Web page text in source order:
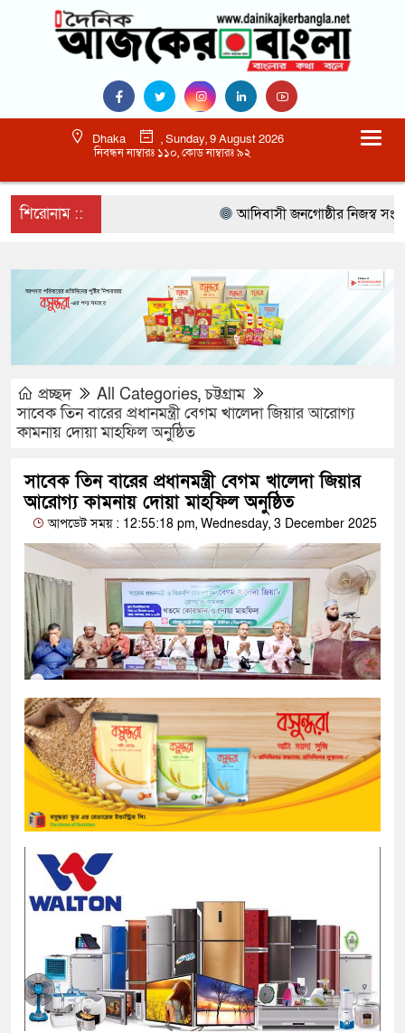
Dhaka
, Sunday, 9 August 2026
নিবন্ধন নাম্বারঃ ১১০, কোড নাম্বারঃ ৯২
শিরোনাম :: আদিবাসী জনগোষ্ঠীর নিজস্ব
প্রচ্ছদ All Categories,চট্টগ্রাম
সাবেক তিন বারের প্রধানমন্ত্রী বেগম খালেদা জিয়ার আরোগ্য
কামনায় দোয়া মাহফিল অনুষ্ঠিত
সাবেক তিন বারের প্রধানমন্ত্রী বেগম খালেদা জিয়ার
আরোগ্য কামনায় দোয়া মাহফিল অনুষ্ঠিত
আপডেট সময় : 12:55:18 pm, Wednesday, 3 December 2025